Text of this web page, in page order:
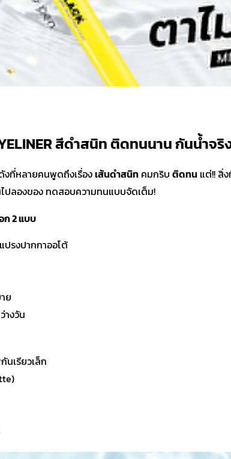
สีดำสนิท ติดทนนาน กันน้ำจริ
งที่หลายคนพูดถึงเรื่องเส้นดำสนิท คมกริบ ติดทน แต่!! สิ่
ปลองของ ทดสอบความทนแบบจัดเต็ม!
ก 2 แบบ
ปรงปากกาออโต้
ย
งวัน
นเรียวเล็ก